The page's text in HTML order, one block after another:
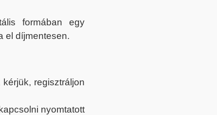
formában egy
el díjmentesen.
regisztráljon
nyomtatott